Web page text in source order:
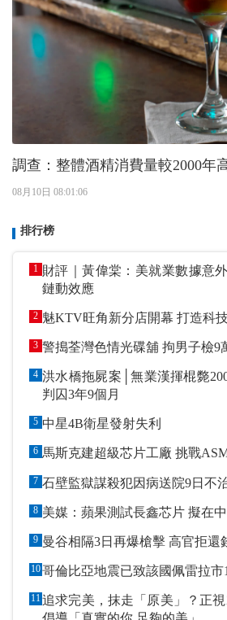
調查：整體酒精消費量較2000年
08月10日 08:01:06
排行榜
1 財評｜黃偉棠：美就業數據意外疲弱 美股
鏈動效應
2 魅KTV旺角新分店開幕 打造科
3 警搗荃灣色情光碟舖 拘男子檢9
4 洪水橋拖屍案│無業漢揮棍斃
判囚3年9個月
5 中星4B衛星發射失利
6 馬斯克建超級芯片
7 石壁監獄謀殺犯因病送院9日不
8 美媒：蘋果
9 曼谷相隔3日再爆
10哥倫比亞地震已致該國佩雷拉市
11追求完美，抹走「原美」？正